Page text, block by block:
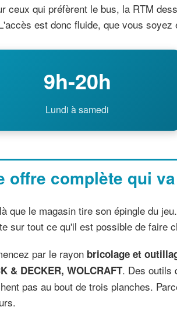
ceux qui préfèrent le bus, la RTM
est donc fluide, que vous
9h-20h
Lundi à samedi
offre complète qui
que le magasin tire son épingle du
sur tout ce qu'il est possible de faire
par le rayon bricolage et
& DECKER, WOLCRAFT. Des outils
pas au bout de trois planches.